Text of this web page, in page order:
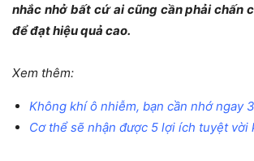
nhắc nhở bất cứ ai cũng cần phải chấn
để đạt hiệu quả cao.
Xem thêm:
Không khí ô nhiễm, bạn cần nhớ ngay
Cơ thể sẽ nhận được 5 lợi ích tuyệt vời